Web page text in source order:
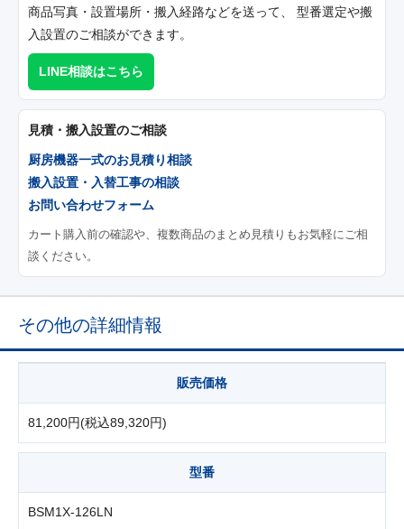
商品写真・設置場所・搬入経路などを送って、 型番選定や搬
入設置のご相談ができます。
LINE相談はこちら
見積・搬入設置のご相談
厨房機器一式のお見積り相談
搬入設置・入替工事の相談
お問い合わせフォーム
カート購入前の確認や、複数商品のまとめ見積りもお気軽にご相
談ください。
その他の詳細情報
販売価格
81,200円(税込89,320円)
型番
BSM1X-126LN